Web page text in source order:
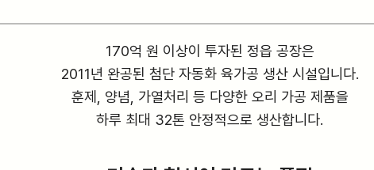
170억 원 이상이 투자된 정읍 공장은
2011년 완공된 첨단 자동화 육가공 생산 시설입니다.
훈제, 양념, 가열처리 등 다양한 오리 가공 제품을
하루 최대 32톤 안정적으로 생산합니다.